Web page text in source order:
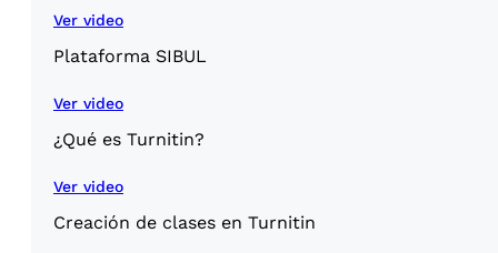
Ver video
Plataforma SIBUL
Ver video
¿Qué es Turnitin?
Ver video
Creación de clases en Turnitin